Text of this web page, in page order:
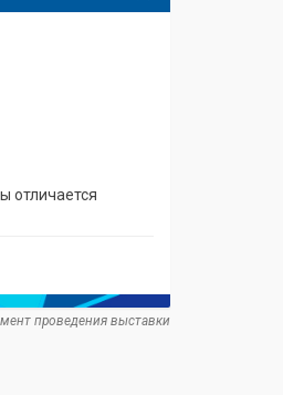
отличается
проведения выставки